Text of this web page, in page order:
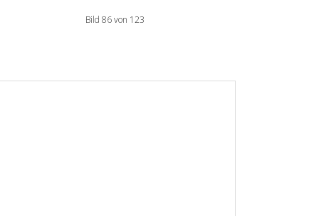
Bild 86 von 123